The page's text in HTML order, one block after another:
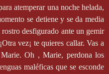
atemperar una noche helada,
se detiene y se da media
desfigurado ante un gemir
vez¡ te quieres callar. Vas a
Oh , Marie, perdona los
maléficas que se esconde